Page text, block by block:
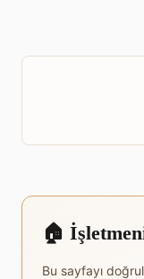
🏠
Bu sayfayı